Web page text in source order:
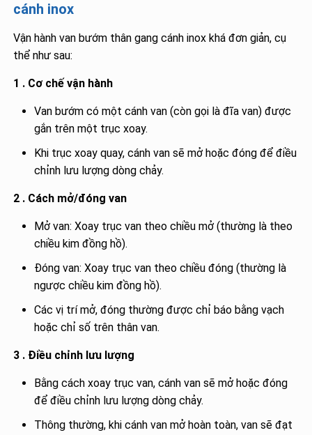
cánh inox
Vận hành van bướm thân gang cánh inox khá đơn giản, cụ
thể như sau:
1 . Cơ chế vận hành
Van bướm có một cánh van (còn gọi là đĩa van) được
gắn trên một trục xoay.
Khi trục xoay quay, cánh van sẽ mở hoặc đóng để điều
chỉnh lưu lượng dòng chảy.
2 . Cách mở/đóng van
Mở van: Xoay trục van theo chiều mở (thường là theo
chiều kim đồng hồ).
Đóng van: Xoay trục van theo chiều đóng (thường là
ngược chiều kim đồng hồ).
Các vị trí mở, đóng thường được chỉ báo bằng vạch
hoặc chỉ số trên thân van.
3 . Điều chỉnh lưu lượng
Bằng cách xoay trục van, cánh van sẽ mở hoặc đóng
để điều chỉnh lưu lượng dòng chảy.
Thông thường, khi cánh van mở hoàn toàn, van sẽ đạt